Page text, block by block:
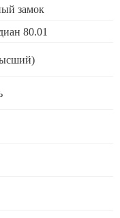
замок
80.01